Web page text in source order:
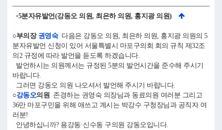
◦5분자유발언(강동오 의원, 최은하 의원, 홍지광 의원)
○부의장 권영숙다음은 강동오 의원, 최은하 의원, 홍지광 의원의 5
분자유발언 신청이 있어 서울특별시 마포구의회 회의 규칙 제32조
의2 규정에 따라 발언을 듣도록 하겠습니다.
발언하시는 의원께서는 규정된 5분의 발언시간을 준수해 주시기
바랍니다.
그러면 강동오 의원 나오셔서 발언해 주시기 바랍니다.
○강동오의원 존경하는 권영숙 의장님과 동료의원 여러분 그리고
36만 마포구민을 위해 애쓰고 계시는 박강수 구청장님과 공직자 여
러분!
안녕하십니까? 용강동·신수동 구의원 강동오입니다.